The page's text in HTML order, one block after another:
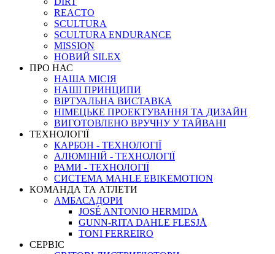
REACTO
SCULTURA
SCULTURA ENDURANCE
MISSION
НОВИЙ SILEX
ПРО НАС
НАША МICIЯ
НАШI ПРИНЦИПИ
ВIРТУАЛЬНА ВИСТАВКА
НІМЕЦЬКЕ ПРОЕКТУВАННЯ ТА ДИЗАЙН
ВИГОТОВЛЕНО ВРУЧНУ У ТАЙВАНІ
ТЕХНОЛОГІЇ
КАРБОН - ТЕХНОЛОГІЇ
АЛЮМІНІЙ - ТЕХНОЛОГІЇ
РАМИ - ТЕХНОЛОГІЇ
СИСТЕМА MAHLE EBIKEMOTION
КОМАНДА ТА АТЛЕТИ
АМБАСАДОРИ
JOSÉ ANTONIO HERMIDA
GUNN-RITA DAHLE FLESJÅ
TONI FERREIRO
СЕРВІС